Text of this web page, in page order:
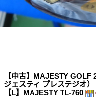
【中古】MAJESTY GOLF
ジェスティ プレステジオ）
【L】MAJESTY TL-760